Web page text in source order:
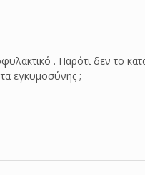
. Παρότι δεν το
εγκυμοσύνης ;